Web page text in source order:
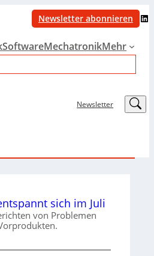
Newsletter abonnieren LinkedIn
SoftwareMechatronikMehr
Newsletter LinkedIn
sich im Juli
von Problemen